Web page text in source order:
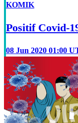
KOMIK
Positif Covid-
08 Jun 2020 01:00